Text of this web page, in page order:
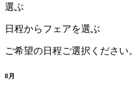
選ぶ
日程からフェアを選ぶ
ご希望の日程ご選択ください。
8月